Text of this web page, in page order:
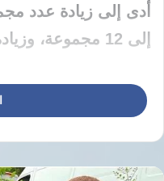
إلى 12 مجموعة، وزيادة حدة التنافس.